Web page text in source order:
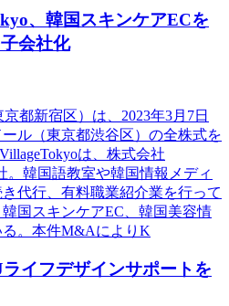
、韓国スキンケアECを
会社化
都新宿区）は、2023年3月7日
ル（東京都渋谷区）の全株式を
は、株式会社
。韓国語教室や韓国情報メディ
代行、有料職業紹介業を行って
国スキンケアEC、韓国美容情
。本件M&AによりK
イフデザインサポートを